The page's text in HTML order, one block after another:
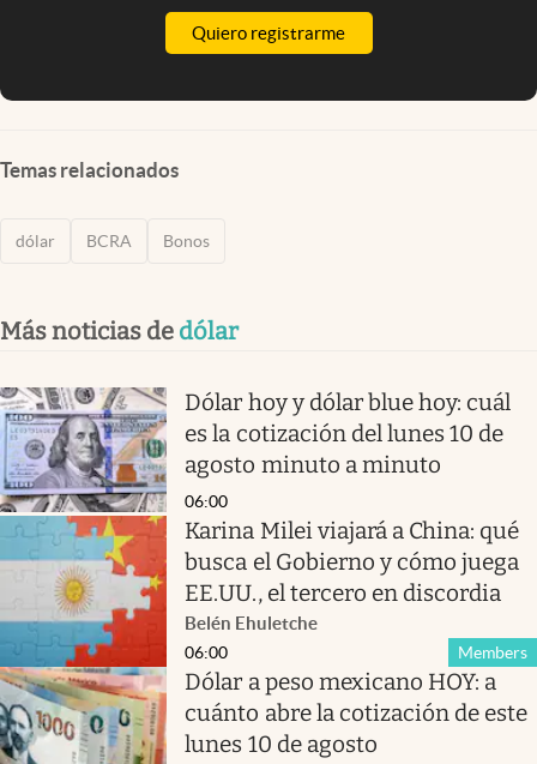
Quiero registrarme
Temas relacionados
dólar BCRA Bonos
Más noticias de dólar
Dólar hoy y dólar blue hoy: cuál
es la cotización del lunes 10 de
agosto minuto a minuto
06:00
Karina Milei viajará a China: qué
busca el Gobierno y cómo juega
EE.UU., el tercero en discordia
Belén Ehuletche
Members
06:00
Dólar a peso mexicano HOY: a
cuánto abre la cotización de este
lunes 10 de agosto